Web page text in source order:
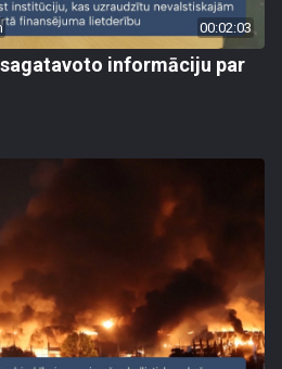
00:02:03
informāciju par